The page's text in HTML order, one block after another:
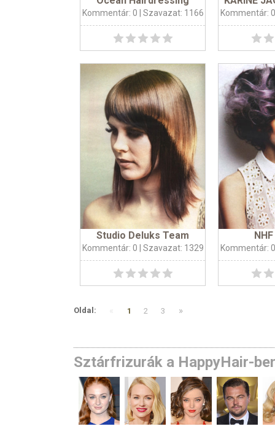
Kommentár: 0 | Szavazat: 1166 Kommentár: 0
Studio Deluks Team
Kommentár: 0 | Szavazat: 1329 Kommentár: 0
Oldal: 1 2 3 »
Sztárfrizurák a HappyHair-